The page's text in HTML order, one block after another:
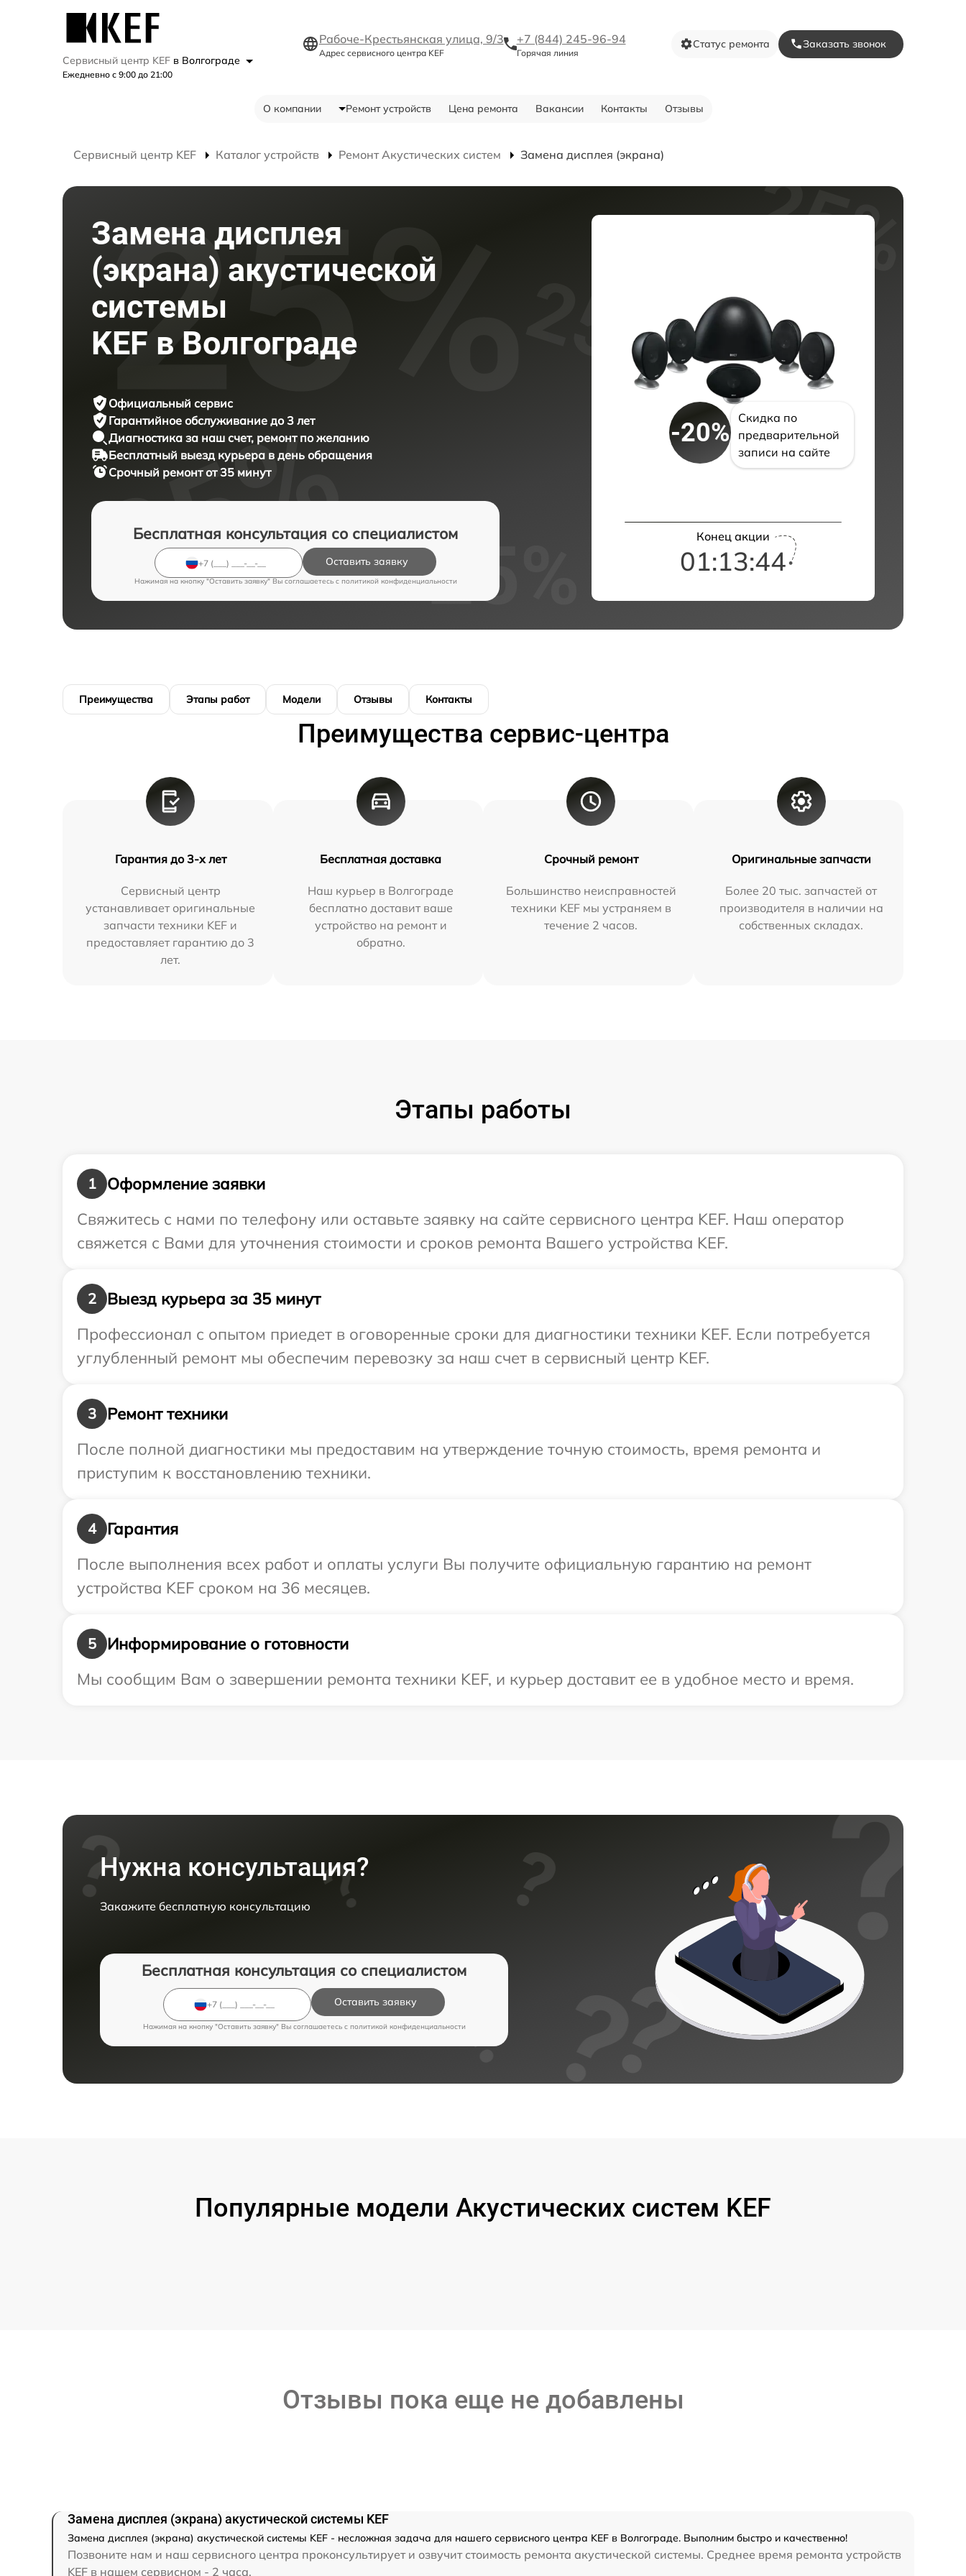
Сервисный центр KEF в Волгограде
Ежедневно с 9:00 до 21:00
Рабоче-Крестьянская улица, 9/3
Адрес сервисного центра KEF
+7 (844) 245-96-94
Горячая линия
Статус ремонта Заказать звонок
О компании Ремонт устройств Цена ремонта Вакансии Контакты Отзывы
Сервисный центр KEF Каталог устройств Ремонт Акустических систем Замена дисплея (экрана)
Замена дисплея
(экрана) акустической
системы
KEF в Волгограде
Официальный сервис
Гарантийное обслуживание до 3 лет
Диагностика за наш счет, ремонт по желанию
Бесплатный выезд курьера в день обращения
Срочный ремонтот 35 минут
Бесплатная консультация со специалистом
Оставить заявку
Нажимая на кнопку "Оставить заявку" Вы соглашаетесь c политикой конфиденциальности
-20%
Скидка по
предварительной
записи на сайте
Конец акции
01:13:43
Преимущества Этапы работ Модели Отзывы Контакты
Преимущества сервис-центра
Гарантия до 3-х лет
Сервисный центр
устанавливает оригинальные
запчасти техники KEF и
предоставляет гарантию до 3
лет.
Бесплатная доставка
Наш курьер в Волгограде
бесплатно доставит ваше
устройство на ремонт и
обратно.
Срочный ремонт
Большинство неисправностей
техники KEF мы устраняем в
течение 2 часов.
Оригинальные запчасти
Более 20 тыс. запчастей от
производителя в наличии на
собственных складах.
Этапы работы
1
Оформление заявки
Свяжитесь с нами по телефону или оставьте заявку на сайте сервисного центра KEF. Наш оператор
свяжется с Вами для уточнения стоимости и сроков ремонта Вашего устройства KEF.
2
Выезд курьера за 35 минут
Профессионал с опытом приедет в оговоренные сроки для диагностики техники KEF. Если потребуется
углубленный ремонт мы обеспечим перевозку за наш счет в сервисный центр KEF.
3
Ремонт техники
После полной диагностики мы предоставим на утверждение точную стоимость, время ремонта и
приступим к восстановлению техники.
4
Гарантия
После выполнения всех работ и оплаты услуги Вы получите официальную гарантию на ремонт
устройства KEF сроком на 36 месяцев.
5
Информирование о готовности
Мы сообщим Вам о завершении ремонта техники KEF, и курьер доставит ее в удобное место и время.
Нужна консультация?
Закажите бесплатную консультацию
Бесплатная консультация со специалистом
Оставить заявку
Нажимая на кнопку "Оставить заявку" Вы соглашаетесь c политикой конфиденциальности
Популярные модели Акустических систем KEF
Отзывы пока еще не добавлены
Замена дисплея (экрана) акустической системы KEF
Замена дисплея (экрана) акустической системы KEF - несложная задача для нашего сервисного центра KEF в Волгограде. Выполним быстро и качественно!
Позвоните нам и наш сервисного центра проконсультирует и озвучит стоимость ремонта акустической системы. Среднее время ремонта устройств
KEF в нашем сервисном - 2 часа.